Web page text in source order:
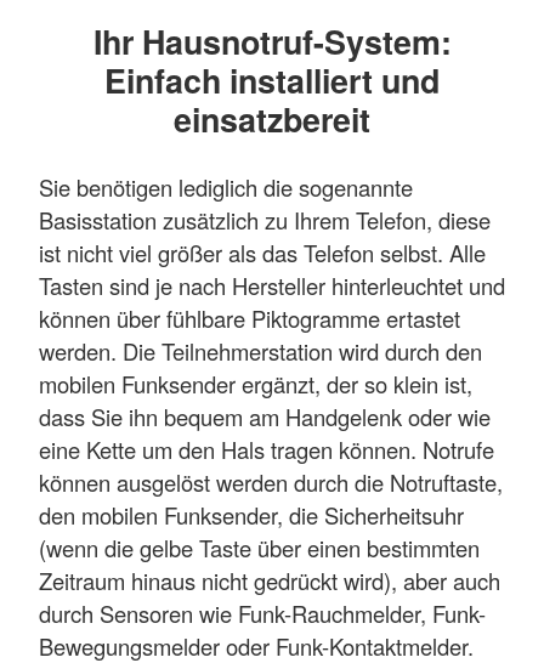
Ihr Hausnotruf-System:
Einfach installiert und
einsatzbereit
Sie benötigen lediglich die sogenannte
Basisstation zusätzlich zu Ihrem Telefon, diese
ist nicht viel größer als das Telefon selbst. Alle
Tasten sind je nach Hersteller hinterleuchtet und
können über fühlbare Piktogramme ertastet
werden. Die Teilnehmerstation wird durch den
mobilen Funksender ergänzt, der so klein ist,
dass Sie ihn bequem am Handgelenk oder wie
eine Kette um den Hals tragen können. Notrufe
können ausgelöst werden durch die Notruftaste,
den mobilen Funksender, die Sicherheitsuhr
(wenn die gelbe Taste über einen bestimmten
Zeitraum hinaus nicht gedrückt wird), aber auch
durch Sensoren wie Funk-Rauchmelder, Funk-
Bewegungsmelder oder Funk-Kontaktmelder.